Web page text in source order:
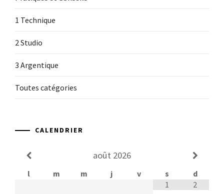
1 Technique
2 Studio
3 Argentique
Toutes catégories
CALENDRIER
août 2026
l m m j v s
d
1
2